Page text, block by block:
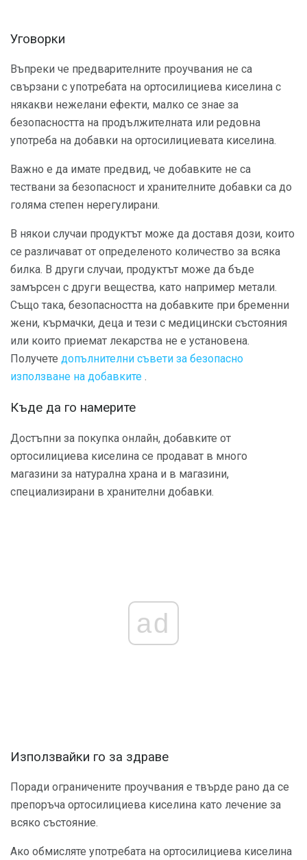
Уговорки
Въпреки че предварителните проучвания не са
свързани с употребата на ортосилициева киселина с
някакви нежелани ефекти, малко се знае за
безопасността на продължителната или редовна
употреба на добавки на ортосилициевата киселина.
Важно е да имате предвид, че добавките не са
тествани за безопасност и хранителните добавки са до
голяма степен нерегулирани.
В някои случаи продуктът може да доставя дози, които
се различават от определеното количество за всяка
билка. В други случаи, продуктът може да бъде
замърсен с други вещества, като например метали.
Също така, безопасността на добавките при бременни
жени, кърмачки, деца и тези с медицински състояния
или които приемат лекарства не е установена.
Получете допълнителни съвети за безопасно
използване на добавките .
Къде да го намерите
Достъпни за покупка онлайн, добавките от
ортосилициева киселина се продават в много
магазини за натурална храна и в магазини,
специализирани в хранителни добавки.
ad
Използвайки го за здраве
Поради ограничените проучвания е твърде рано да се
препоръча ортосилициева киселина като лечение за
всяко състояние.
Ако обмисляте употребата на ортосилициева киселина